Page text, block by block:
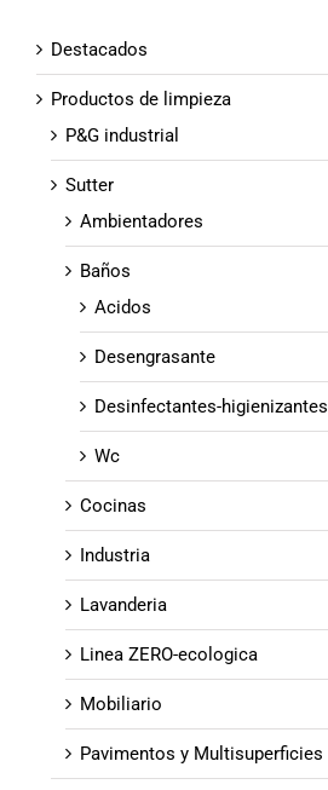
Destacados
Productos de limpieza
P&G industrial
Sutter
Ambientadores
Baños
Acidos
Desengrasante
Desinfectantes-higienizantes
Wc
Cocinas
Industria
Lavanderia
Linea ZERO-ecologica
Mobiliario
Pavimentos y Multisuperficies